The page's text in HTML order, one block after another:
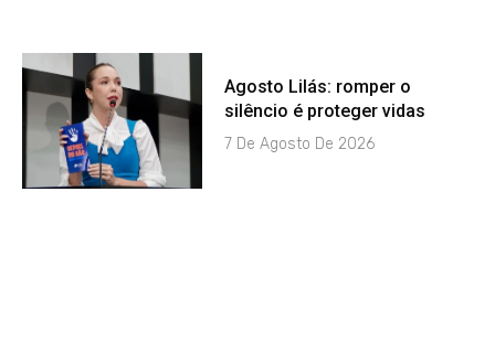
Agosto Lilás: romper o
silêncio é proteger vidas
7 De Agosto De 2026